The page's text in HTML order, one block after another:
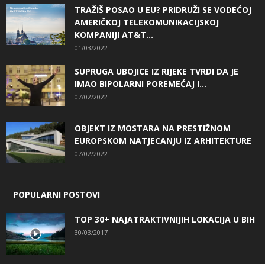
TRAŽIŠ POSAO U EU? PRIDRUŽI SE VODEĆOJ
AMERIČKOJ TELEKOMUNIKACIJSKOJ
KOMPANIJI AT&T...
01/03/2022
SUPRUGA UBOJICE IZ RIJEKE TVRDI DA JE
IMAO BIPOLARNI POREMEĆAJ I...
07/02/2022
OBJEKT IZ MOSTARA NA PRESTIŽNOM
EUROPSKOM NATJECANJU IZ ARHITEKTURE
07/02/2022
POPULARNI POSTOVI
TOP 30+ NAJATRAKTIVNIJIH LOKACIJA U BIH
30/03/2017